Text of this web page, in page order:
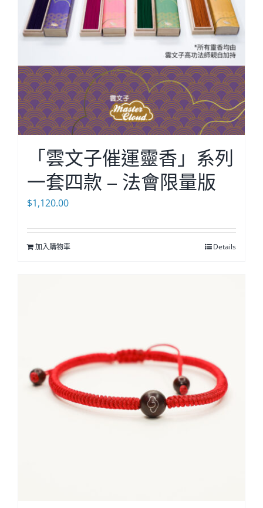
「雲文子催運靈香」系列
一套四款 – 法會限量版
$1,120.00
加入購物車 Details